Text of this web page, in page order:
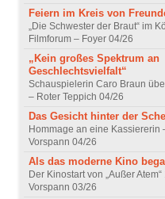
Feiern im Kreis von
„Die Schwester der Braut“ im
Filmforum – Foyer 04/26
„Kein großes Spektrum an
Geschlechtsvielfalt“
Schauspielerin Caro Braun
– Roter Teppich 04/26
Das Gesicht hinter der
Hommage an eine Kassiererin
Vorspann 04/26
Als das moderne Kino
Der Kinostart von „Außer
Vorspann 03/26